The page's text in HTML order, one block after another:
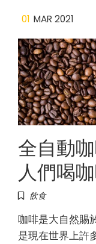
01 MAR 2021
全自動
人們喝
飲食
咖啡是大自然賜
是現在世界上許